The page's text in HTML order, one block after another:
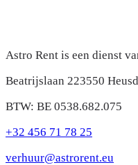
Astro Rent is een dienst
Beatrijslaan 223550
BTW: BE 0538.682.075
+32 456 71 78 25
verhuur@astrorent.eu